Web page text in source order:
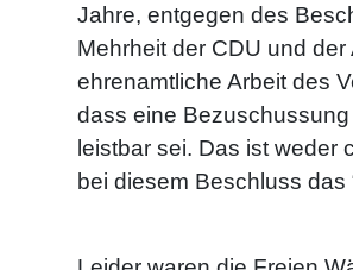
Jahre, entgegen des
Mehrheit der CDU und
ehrenamtliche Arbeit des
dass eine
leistbar sei. Das ist weder
bei diesem Beschluss das